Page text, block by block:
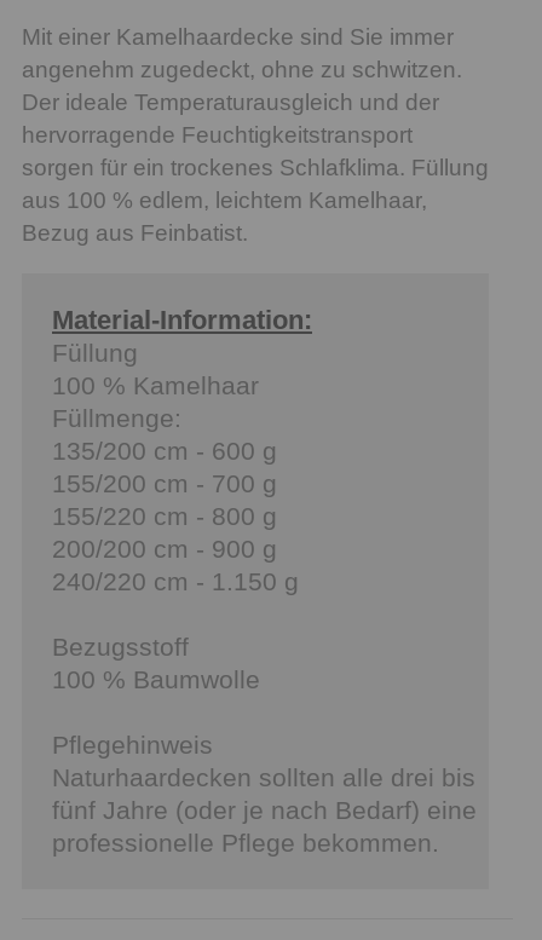
Mit einer Kamelhaardecke sind Sie immer
angenehm zugedeckt, ohne zu schwitzen.
Der ideale Temperaturausgleich und der
hervorragende Feuchtigkeitstransport
sorgen für ein trockenes Schlafklima. Füllung
aus 100 % edlem, leichtem Kamelhaar,
Bezug aus Feinbatist.
Material-Information:
Füllung
100 % Kamelhaar
Füllmenge:
135/200 cm - 600 g
155/200 cm - 700 g
155/220 cm - 800 g
200/200 cm - 900 g
240/220 cm - 1.150 g
Bezugsstoff
100 % Baumwolle
Pflegehinweis
Naturhaardecken sollten alle drei bis
fünf Jahre (oder je nach Bedarf) eine
professionelle Pflege bekommen.